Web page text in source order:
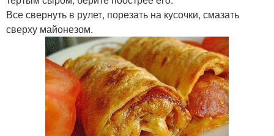
Все свернуть в рулет, порезать на кусочки, смазать
сверху майонезом.